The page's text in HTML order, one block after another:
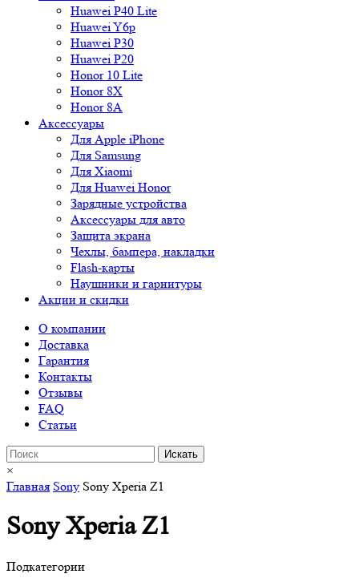
Huawei P40 Lite
Huawei Y6p
Huawei P30
Huawei P20
Honor 10 Lite
Honor 8X
Honor 8A
Аксессуары
Для Apple iPhone
Для Samsung
Для Xiaomi
Для Huawei Honor
Зарядные устройства
Аксессуары для авто
Защита экрана
Чехлы, бампера, накладки
Flash-карты
Наушники и гарнитуры
Акции и скидки
О компании
Доставка
Гарантия
Контакты
Отзывы
FAQ
Статьи
×
Главная Sony Sony Xperia Z1
Sony Xperia Z1
Подкатегории